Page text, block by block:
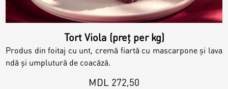
Cakes
Surprises
Tort Viola (preț per kg)
Produs din foitaj cu unt, cremă fiartă cu mascarpone și lava
ndă și umplutură de coacăză.
MDL 272,50